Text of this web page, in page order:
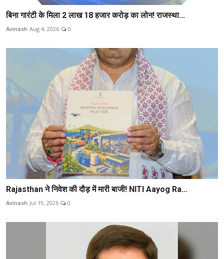
बिना गारंटी के मिला 2 लाख 18 हजार करोड़ का लोन! राजस्था...
Avinash Aug 4, 2026 0
Rajasthan ने निवेश की दौड़ में मारी बाजी! NITI Aayog Ra...
Avinash Jul 19, 2026 0